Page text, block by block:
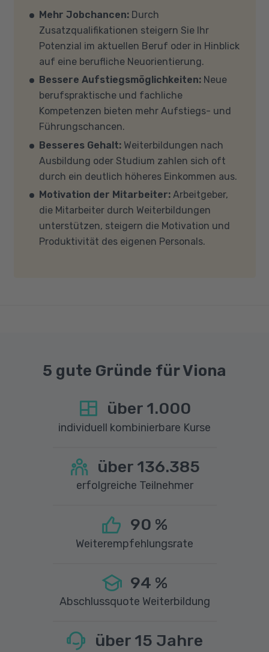
Auf unserer Info-SeiteWelche Förderung ist
für mich die richtige? stellen wir Ihnen
verschiedene Fördermöglichkeiten vor. Sehr
gerne beraten wir Sie auch in einem
persönlichen Gespräch zu diesem Thema.
Verfügung. Falls Sie von zu Hause aus
teilnehmen (mit Zustimmung Ihres
Kostenträgers), sprechen Sie uns an, in den
meisten Fällen können wir Ihnen Leih-
Equipment zur Verfügung stellen. Sollten Sie
mit Ihren eigenen Geräten am Unterricht
teilnehmen, empfehlen wir PCs oder Laptops
mit Windows 10 oder Windows 11, mindestens 8
GB Arbeitsspeicher (RAM) und einem aktuellen
Mehrkern-Prozessor (CPU). Der Unterricht
findet in Microsoft Teams statt. Bitte achten
Sie darauf, dass Ihre Sicherheitsprogramme
und -einstellungen (Anti-Viren-Programme,
Firewalls etc.) die Verbindung mit MS Teams
nicht blockieren. Bitte beachten Sie außerdem,
dass für eine reibungslose Übertragung eine
Mehr Jobchancen: Durch
Zusatzqualifikationen steigern Sie Ihr
Potenzial im aktuellen Beruf oder in Hinblick
auf eine berufliche Neuorientierung.
Bessere Aufstiegsmöglichkeiten: Neue
berufspraktische und fachliche
Kompetenzen bieten mehr Aufstiegs- und
Führungschancen.
Besseres Gehalt: Weiterbildungen nach
Ausbildung oder Studium zahlen sich oft
durch ein deutlich höheres Einkommen aus.
Motivation der Mitarbeiter: Arbeitgeber,
die Mitarbeiter durch Weiterbildungen
unterstützen, steigern die Motivation und
Produktivität des eigenen Personals.
5 gute Gründe für Viona
über 1.000
individuell kombinierbare Kurse
über 136.385
erfolgreiche Teilnehmer
90 %
Weiterempfehlungsrate
94 %
Abschlussquote Weiterbildung
über 15 Jahre